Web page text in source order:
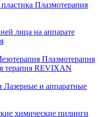
Плазмотерапия
лица на аппарате
Плазмотерапия
терапия REVIXAN
Лазерные и аппаратные
химические пилинги